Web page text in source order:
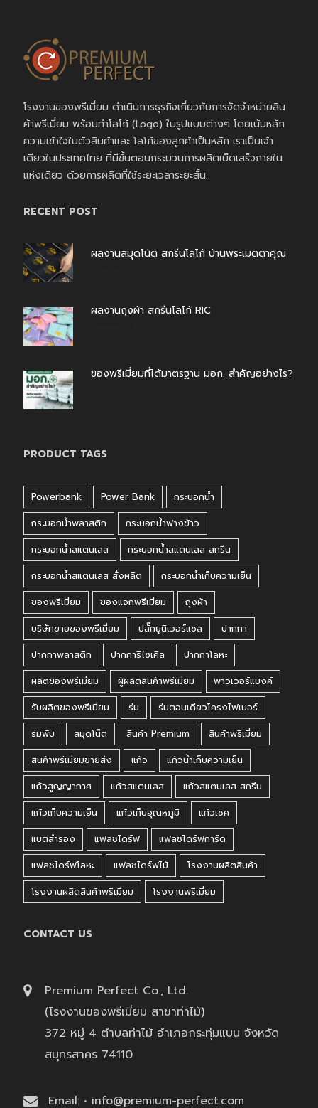
โรงงานของพรีเมี่ยม ดำเนินการธุรกิจเกี่ยวกับการจัดจำหน่ายสิน
ค้าพรีเมี่ยม พร้อมทำโลโก้ (Logo) ในรูปแบบต่างๆ โดยเน้นหลัก
ความเข้าใจในตัวสินค้าและ โลโก้ของลูกค้าเป็นหลัก เราเป็นเจ้า
เดียวในประเทศไทย ที่มีขั้นตอนกระบวนการผลิตเบ็ดเสร็จภายใน
แห่งเดียว ด้วยการผลิตที่ใช้ระยะเวลาระยะสั้น..
RECENT POST
ผลงานสมุดโน้ต สกรีนโลโก้ บ้านพระเมตตาคุณ
ผลงานถุงผ้า สกรีนโลโก้ RIC
ของพรีเมี่ยมที่ได้มาตรฐาน มอก. สำคัญอย่างไร?
PRODUCT TAGS
Powerbank Power Bank
กระบอกน้ำ
กระบอกน้ำพลาสติก
กระบอกน้ำฟางข้าว
กระบอกน้ำสแตนเลส
กระบอกน้ำสแตนเลส สกรีน
กระบอกน้ำสแตนเลส สั่งผลิต
กระบอกน้ำเก็บความเย็น
ของพรีเมี่ยม
ของแจกพรีเมี่ยม
ถุงผ้า
บริษัทขายของพรีเมี่ยม
ปลั๊กยูนิเวอร์แซล
ปากกา
ปากกาพลาสติก
ปากการีไซเคิล
ปากกาโลหะ
ผลิตของพรีเมี่ยม
ผู้ผลิตสินค้าพรีเมี่ยม
พาวเวอร์แบงค์
รับผลิตของพรีเมี่ยม
ร่ม
ร่มตอนเดียวโครงไฟเบอร์
ร่มพับ
สมุดโน๊ต สินค้า Premium
สินค้าพรีเมี่ยม
สินค้าพรีเมี่ยมขายส่ง
แก้ว
แก้วน้ำเก็บความเย็น
แก้วสูญญากาศ
แก้วสแตนเลส
แก้วสแตนเลส สกรีน
แก้วเก็บความเย็น
แก้วเก็บอุณหภูมิ
แก้วเชค
แบตสำรอง
แฟลชไดร์ฟ
แฟลชไดร์ฟการ์ด
แฟลชไดร์ฟโลหะ
แฟลชไดร์ฟไม้
โรงงานผลิตสินค้า
โรงงานผลิตสินค้าพรีเมี่ยม
โรงงานพรีเมี่ยม
CONTACT US
Premium Perfect Co., Ltd.
(โรงงานของพรีเมี่ยม สาขาท่าไม้)
372 หมู่ 4 ตำบลท่าไม้ อำเภอกระทุ่มแบน จังหวัด
สมุทรสาคร 74110
Email: • info@premium-perfect.com